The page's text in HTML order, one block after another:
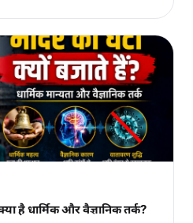
है धार्मिक और वैज्ञानिक तर्क?